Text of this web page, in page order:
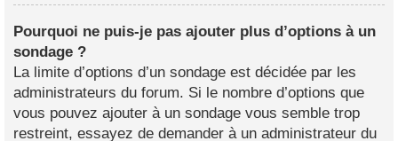
Pourquoi ne puis-je pas ajouter plus d’options à un
sondage ?
La limite d’options d’un sondage est décidée par les
administrateurs du forum. Si le nombre d’options que
vous pouvez ajouter à un sondage vous semble trop
restreint, essayez de demander à un administrateur du